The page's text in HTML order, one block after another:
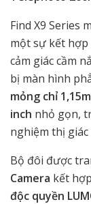
Find X9 Series
một sự kết
cảm giác cầm
bị màn hình
mỏng chỉ
inch nhỏ gọn,
nghiệm thị
Bộ đôi được
Camera kết
độc quyền